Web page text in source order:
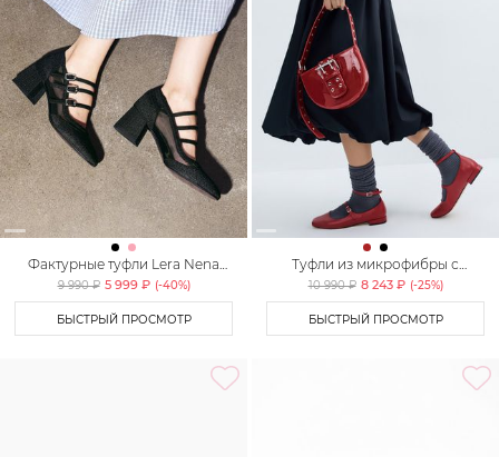
Фактурные туфли Lera Nena
Unreal
9 990 ₽ 5 999 ₽ (-40%)
БЫСТРЫЙ ПРОСМОТР
Туфли из микрофибры с
ремешками Lera Nena Unreal
10 990 ₽ 8 243 ₽ (-25%)
БЫСТРЫЙ ПРОСМОТР